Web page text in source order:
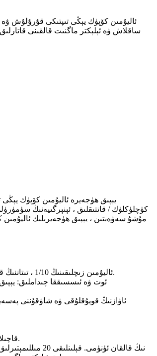
ئاليۇمىن كۆپۈك يېڭى تىپتىكى قۇرۇلۇش ۋە
ساقلاش ۋە ئېلېكتر ماگنىت قالقىنى
يېپىق ھۈجەيرە ئاليۇمىن كۆپۈك يېڭى
كۈچلۈكلۈك / قاتتىقلىق ، ئېنېرگىيەنىڭ
1 ، يېنىك ئېغىرلىقى: زىچلىقى 0.2-0.4g / cm3 ، مېتال ئاليۇمىننىڭ قويۇقلۇقى% 10-% 40. زىچلىقى 0.2-0.4g / cm3 ، ئاليۇمىن زىچلىقىنىڭ 1/10 ، تىتاننىڭ قويۇقلۇقى 1/20 ، پولات زىچلىقى 1/30 دىن ئاشىدۇ.
6 ، قاچىلاش ئاسان: مېخانىكىلىق ئۇسۇللار ئارقىلىق ياكى بىۋاسىتە بۇرمىلاش ئارقىلىق ئۇلىغىلى ۋە ئوڭشىغىلى بولىدۇ ، تام ياكى ئۆگزىگە چاپلاشتۇرغۇچ چاپلىسىمۇ بولىدۇ.